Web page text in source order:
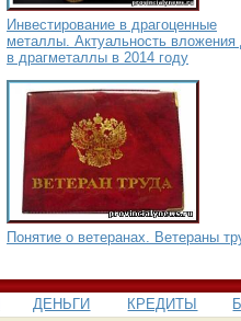
Инвестирование в драгоценные
металлы. Актуальность вложения
в драгметаллы в 2014 году
Понятие о ветеранах. Ветераны
ДЕНЬГИ КРЕДИТЫ